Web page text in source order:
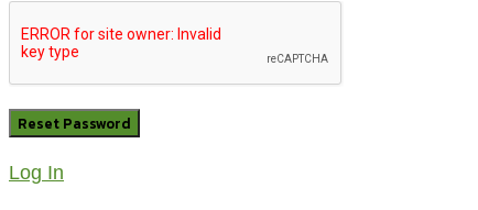
Log In